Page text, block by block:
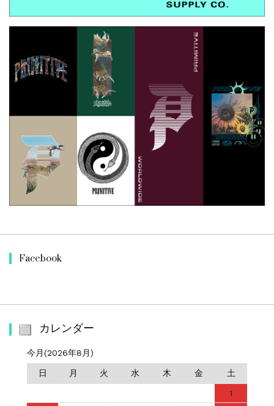
Facebook
カレンダー
今月(2026年8月)
日 月 火 水 木 金 土
1